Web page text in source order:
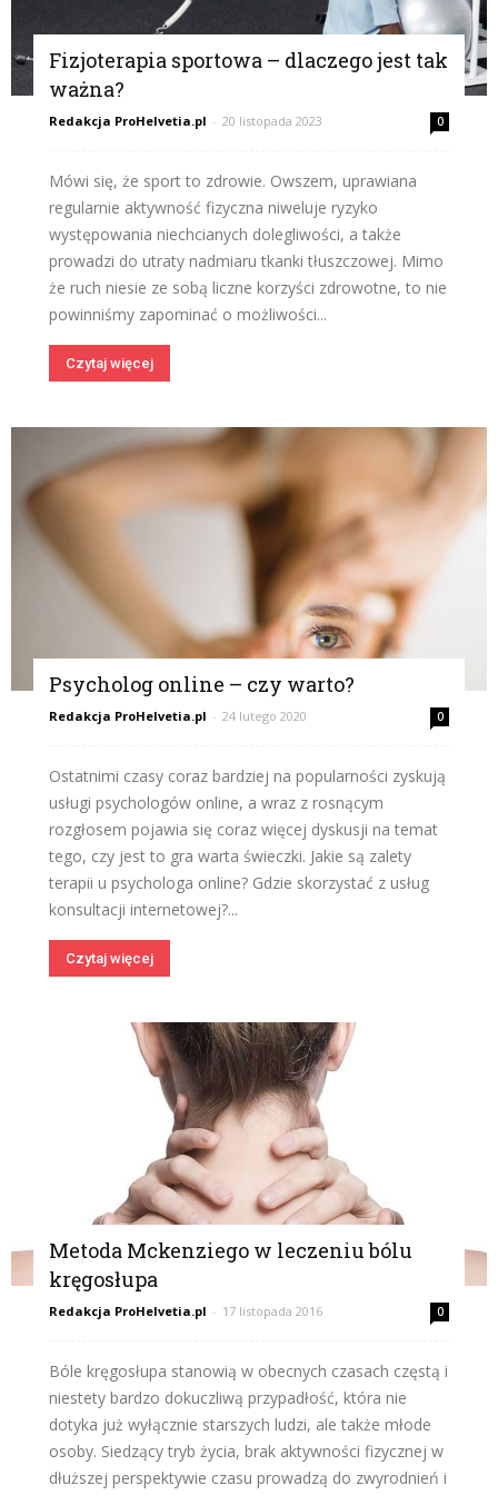
Fizjoterapia sportowa – dlaczego jest tak
ważna?
Redakcja ProHelvetia.pl - 20 listopada 2023 0
Mówi się, że sport to zdrowie. Owszem, uprawiana
regularnie aktywność fizyczna niweluje ryzyko
występowania niechcianych dolegliwości, a także
prowadzi do utraty nadmiaru tkanki tłuszczowej. Mimo
że ruch niesie ze sobą liczne korzyści zdrowotne, to nie
powinniśmy zapominać o możliwości...
Czytaj więcej
Psycholog online – czy warto?
Redakcja ProHelvetia.pl - 24 lutego 2020 0
Ostatnimi czasy coraz bardziej na popularności zyskują
usługi psychologów online, a wraz z rosnącym
rozgłosem pojawia się coraz więcej dyskusji na temat
tego, czy jest to gra warta świeczki. Jakie są zalety
terapii u psychologa online? Gdzie skorzystać z usług
konsultacji internetowej?...
Czytaj więcej
Metoda Mckenziego w leczeniu bólu
kręgosłupa
Redakcja ProHelvetia.pl - 17 listopada 2016 0
Bóle kręgosłupa stanowią w obecnych czasach częstą i
niestety bardzo dokuczliwą przypadłość, która nie
dotyka już wyłącznie starszych ludzi, ale także młode
osoby. Siedzący tryb życia, brak aktywności fizycznej w
dłuższej perspektywie czasu prowadzą do zwyrodnień i